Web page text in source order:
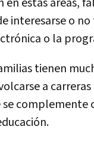
interesarse o
o la
tienen
a
complemente